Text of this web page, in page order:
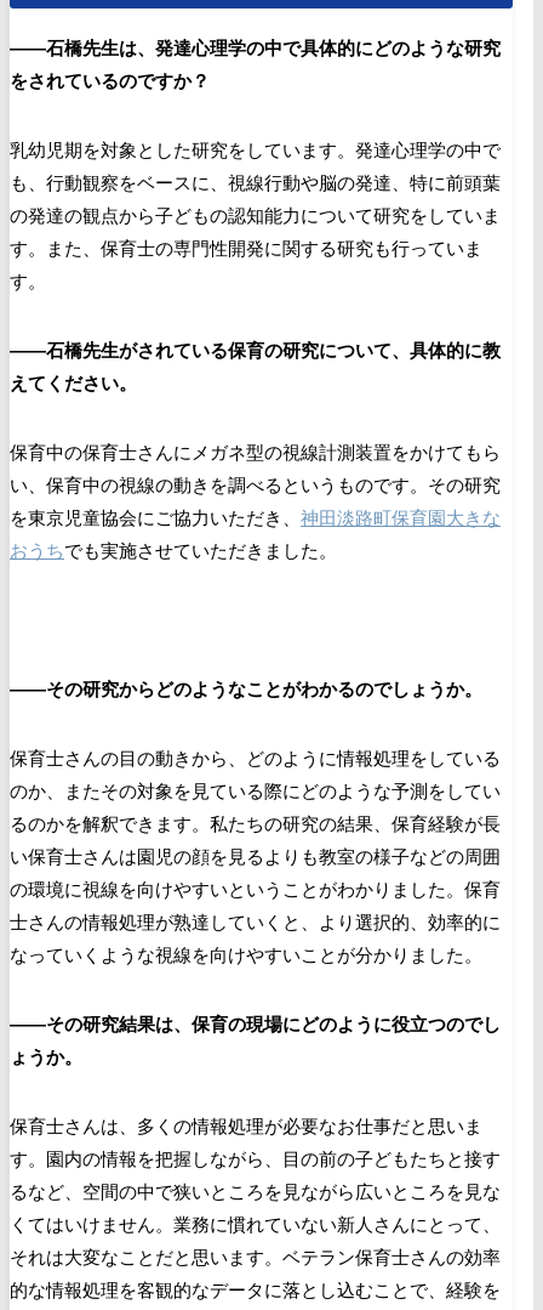
――石橋先生は、発達心理学の中で具体的にどのような研究
をされているのですか？
乳幼児期を対象とした研究をしています。発達心理学の中で
も、行動観察をベースに、視線行動や脳の発達、特に前頭葉
の発達の観点から子どもの認知能力について研究をしていま
す。また、 保育士の専門性開発に関する研究も行っていま
す。
――石橋先生がされている保育の研究について、具体的に教
えてください。
保育中の保育士さんにメガネ型の視線計測装置をかけてもら
い、保育中の視線の動きを調べるというものです。その研究
を東京児童協会にご協力いただき、 神田淡路町保育園大きな
おうちでも実施させていただきました。
――その研究からどのようなことがわかるのでしょうか。
保育士さんの目の動きから、どのように情報処理をしている
のか、またその対象を見ている際にどのような予測をしてい
るのかを解釈できます。私たちの研究の結果、保育経験が長
い保育士さんは園児の顔を見るよりも教室の様子などの周囲
の環境に視線を向けやすいということがわかりました。保育
士さんの情報処理が熟達していくと、より選択的、効率的に
なっていくような視線を向けやすいことが分かりました。
――その研究結果は、保育の現場にどのように役立つのでし
ょうか。
保育士さんは、多くの情報処理が必要なお仕事だと思いま
す。園内の情報を把握しながら、目の前の子どもたちと接す
るなど、空間の中で狭いところを見ながら広いところを見な
くてはいけません。業務に慣れていない新人さんにとって、
それは大変なことだと思います。ベテラン保育士さんの効率
的な情報処理を客観的なデータに落とし込むことで、経験を